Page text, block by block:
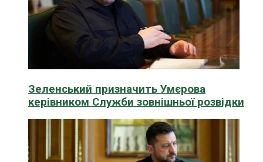
Зеленський призначить Умєрова
керівником Служби зовнішньої розвідки